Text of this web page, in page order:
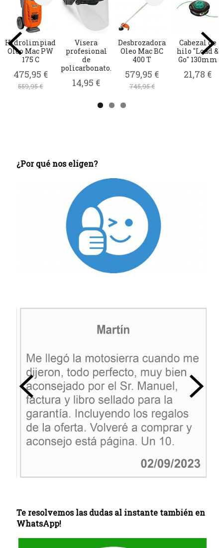
¿Por qué nos eligen?
Te resolvemos las dudas al instante también en
WhatsApp!
Cuchilla
desbrozadora
de 2 puntas...
10,16 €
Aceite 2T
Prosint 2 EVO
43,25 €
Grasa
desbrozadoras
Stihl
4,95 €
Hilo
3.0mm x
metros